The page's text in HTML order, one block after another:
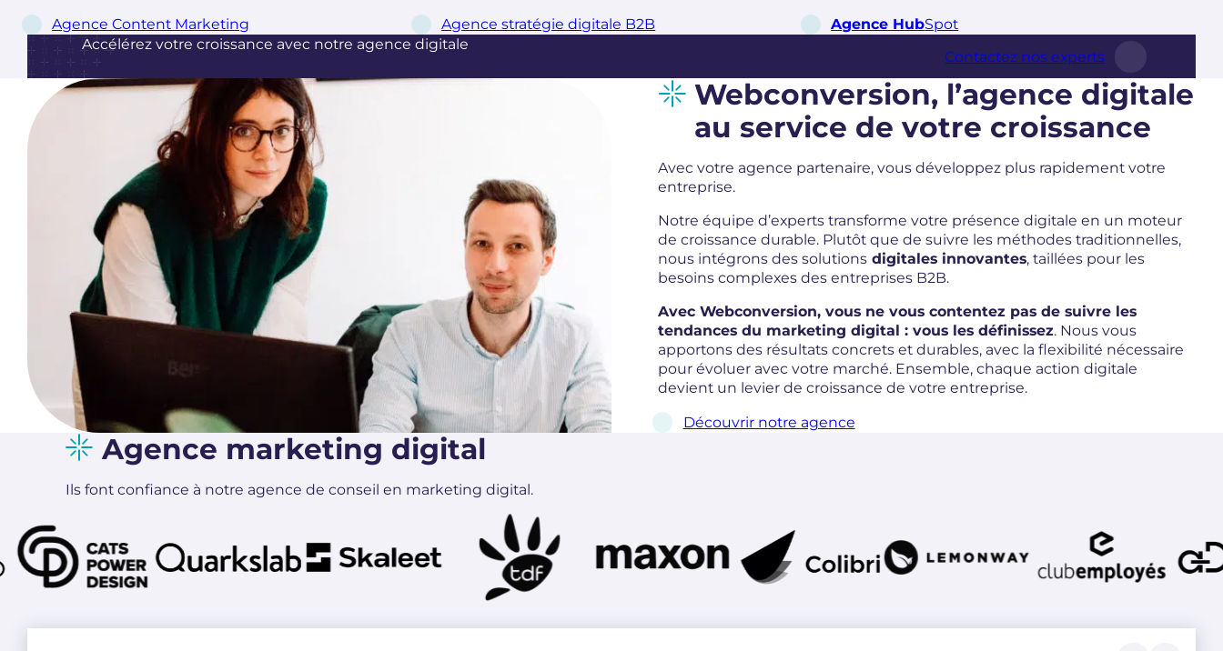
Agence Content Marketing Agence stratégie digitale B2B
Agence HubSpot
Accélérez votre croissance avec notre agence digitale
Contactez nos experts
Webconversion, l’agence digitale
au service de votre croissance
Avec votre agence partenaire, vous développez plus rapidement votre
entreprise.
Notre équipe d’experts transforme votre présence digitale en un moteur
de croissance durable. Plutôt que de suivre les méthodes traditionnelles,
nous intégrons des solutions digitales innovantes, taillées pour les
besoins complexes des entreprises B2B.
Avec Webconversion, vous ne vous contentez pas de suivre les
tendances du marketing digital : vous les définissez. Nous vous
apportons des résultats concrets et durables, avec la flexibilité nécessaire
pour évoluer avec votre marché. Ensemble, chaque action digitale
devient un levier de croissance de votre entreprise.
Découvrir notre agence
Agence marketing digital
Ils font confiance à notre agence de conseil en marketing digital.